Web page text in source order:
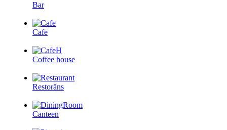
Bar
Cafe
Coffee house
Restorāns
Canteen